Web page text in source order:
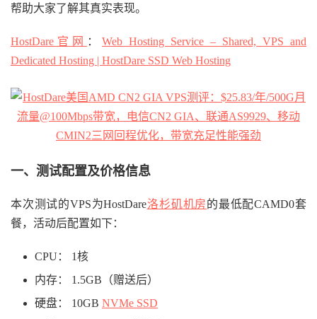
帮助大家了解其真实表现。
HostDare官网 ： Web Hosting Service – Shared, VPS and
Dedicated Hosting | HostDare SSD Web Hosting
一、测试配置及价格信息
本次测试的VPS为HostDare洛杉矶机房的最低配CAMD0套
餐，活动后配置如下：
CPU： 1核
内存： 1.5GB（赠送后）
硬盘： 10GB NVMe SSD